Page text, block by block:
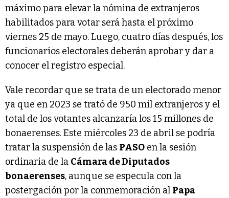
máximo para elevar la nómina de extranjeros
habilitados para votar será hasta el próximo
viernes 25 de mayo. Luego, cuatro días después, los
funcionarios electorales deberán aprobar y dar a
conocer el registro especial.
Vale recordar que se trata de un electorado menor
ya que en 2023 se trató de 950 mil extranjeros y el
total de los votantes alcanzaría los 15 millones de
bonaerenses. Este miércoles 23 de abril se podría
tratar la suspensión de las PASO en la sesión
ordinaria de la Cámara de Diputados
bonaerenses, aunque se especula con la
postergación por la conmemoración al Papa